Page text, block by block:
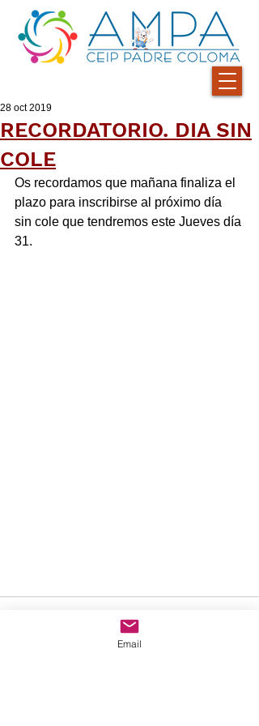
RECORDATORIO. DIA SIN
COLE
28 oct 2019
Os recordamos que mañana finaliza el
plazo para inscribirse al próximo día
sin cole que tendremos este Jueves día
31.
Email